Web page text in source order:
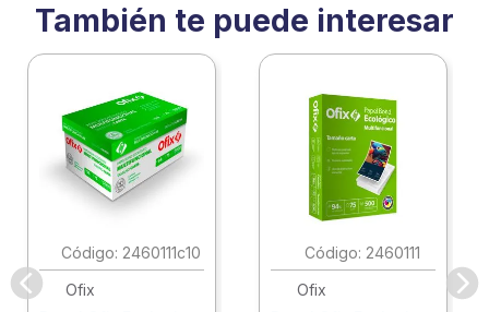
También te puede interesar
: 2460111c10
Ofix
: 2460111
Ofix